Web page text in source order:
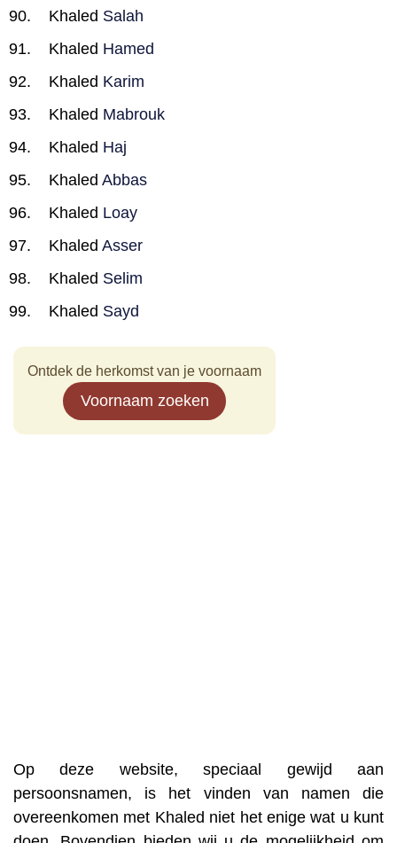
Khaled Salah
Khaled Hamed
Khaled Karim
Khaled Mabrouk
Khaled Haj
Khaled Abbas
Khaled Loay
Khaled Asser
Khaled Selim
Khaled Sayd
Ontdek de herkomst van je voornaam
Voornaam zoeken
Op deze website, speciaal gewijd aan
persoonsnamen, is het vinden van namen die
overeenkomen met Khaled niet het enige wat u kunt